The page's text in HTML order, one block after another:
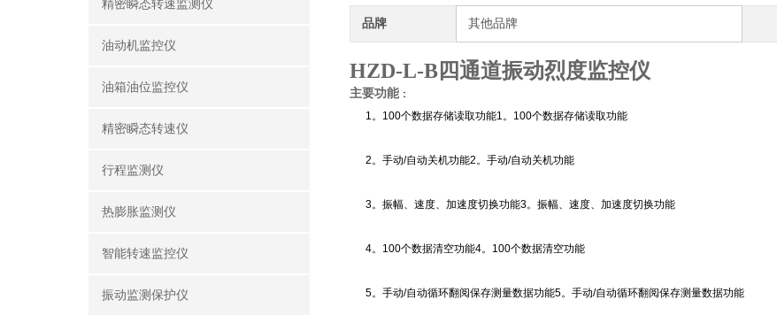
精密瞬态转速监测仪
油动机监控仪
油箱油位监控仪
精密瞬态转速仪
行程监测仪
热膨胀监测仪
智能转速监控仪
振动监测保护仪
品牌 其他品牌
HZD-L-B四通道振动烈度监控仪
主要功能 ：
1。100个数据存储读取功能1。100个数据存储读取功能
2。手动/自动关机功能2。手动/自动关机功能
3。振幅、速度、加速度切换功能3。振幅、速度、加速度切换功能
4。100个数据清空功能4。100个数据清空功能
5。手动/自动循环翻阅保存测量数据功能5。手动/自动循环翻阅保存测量数据功能